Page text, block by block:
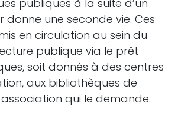
publiques à la suite d’un
une seconde vie. Ces
en circulation au sein du
publique via le prêt
soit donnés à des centres
aux bibliothèques de
qui le demande.